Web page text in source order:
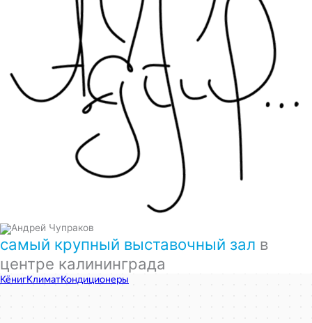
самый крупный выставочный зал в
центре калининграда
КёнигКлимат
Кондиционеры в Калининграде